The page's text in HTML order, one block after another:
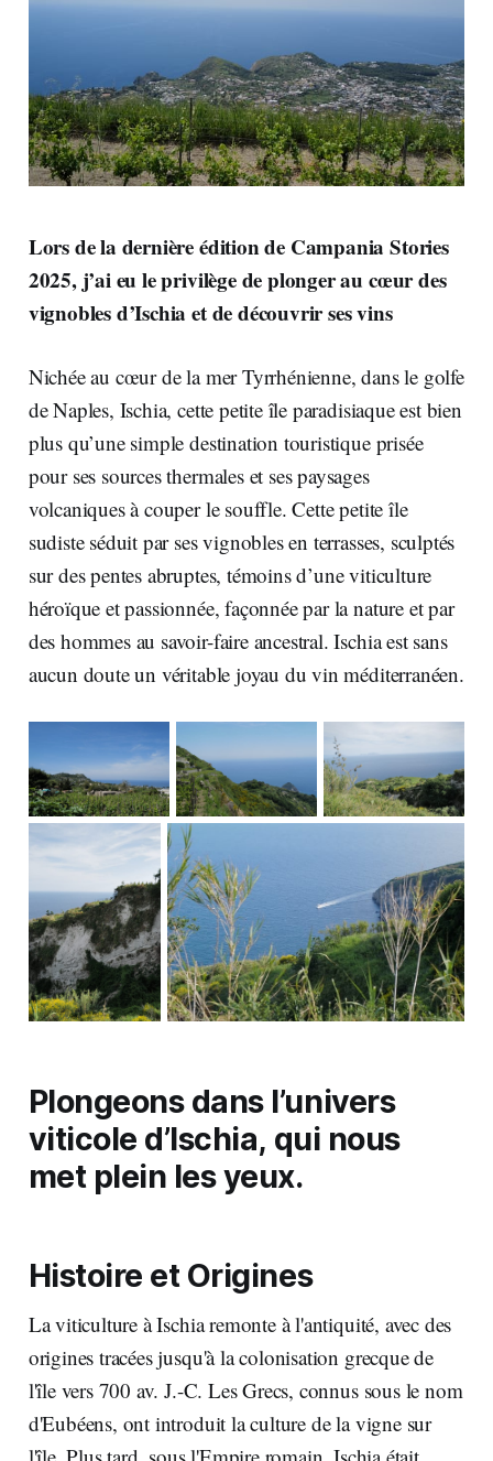
Lors de la dernière édition de Campania Stories
2025, j’ai eu le privilège de plonger au cœur des
vignobles d’Ischia et de découvrir ses vins
Nichée au cœur de la mer Tyrrhénienne, dans le golfe
de Naples, Ischia, cette petite île paradisiaque est bien
plus qu’une simple destination touristique prisée
pour ses sources thermales et ses paysages
volcaniques à couper le souffle. Cette petite île
sudiste séduit par ses vignobles en terrasses, sculptés
sur des pentes abruptes, témoins d’une viticulture
héroïque et passionnée, façonnée par la nature et par
des hommes au savoir-faire ancestral. Ischia est sans
aucun doute un véritable joyau du vin méditerranéen.
Plongeons dans l’univers
viticole d’Ischia, qui nous
met plein les yeux.
Histoire et Origines
La viticulture à Ischia remonte à l'antiquité, avec des
origines tracées jusqu'à la colonisation grecque de
l'île vers 700 av. J.-C. Les Grecs, connus sous le nom
d'Eubéens, ont introduit la culture de la vigne sur